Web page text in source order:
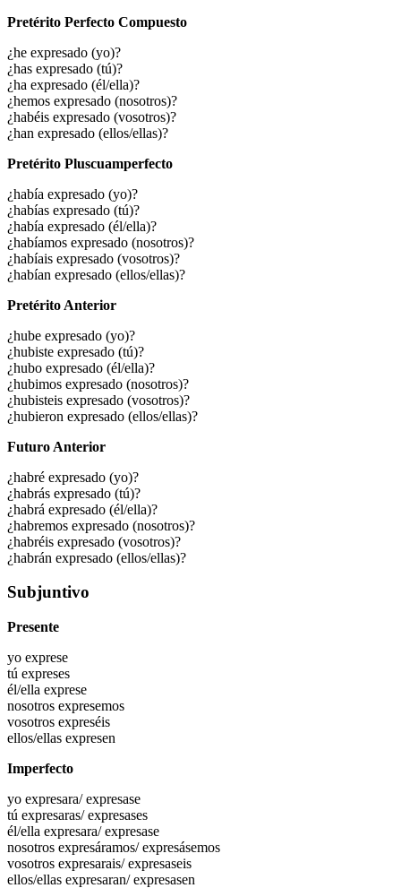
Pretérito Perfecto Compuesto
¿he expresado (yo)?
¿has expresado (tú)?
¿ha expresado (él/ella)?
¿hemos expresado (nosotros)?
¿habéis expresado (vosotros)?
¿han expresado (ellos/ellas)?
Pretérito Pluscuamperfecto
¿había expresado (yo)?
¿habías expresado (tú)?
¿había expresado (él/ella)?
¿habíamos expresado (nosotros)?
¿habíais expresado (vosotros)?
¿habían expresado (ellos/ellas)?
Pretérito Anterior
¿hube expresado (yo)?
¿hubiste expresado (tú)?
¿hubo expresado (él/ella)?
¿hubimos expresado (nosotros)?
¿hubisteis expresado (vosotros)?
¿hubieron expresado (ellos/ellas)?
Futuro Anterior
¿habré expresado (yo)?
¿habrás expresado (tú)?
¿habrá expresado (él/ella)?
¿habremos expresado (nosotros)?
¿habréis expresado (vosotros)?
¿habrán expresado (ellos/ellas)?
Subjuntivo
Presente
yo exprese
tú expreses
él/ella exprese
nosotros expresemos
vosotros expreséis
ellos/ellas expresen
Imperfecto
yo expresara/ expresase
tú expresaras/ expresases
él/ella expresara/ expresase
nosotros expresáramos/ expresásemos
vosotros expresarais/ expresaseis
ellos/ellas expresaran/ expresasen